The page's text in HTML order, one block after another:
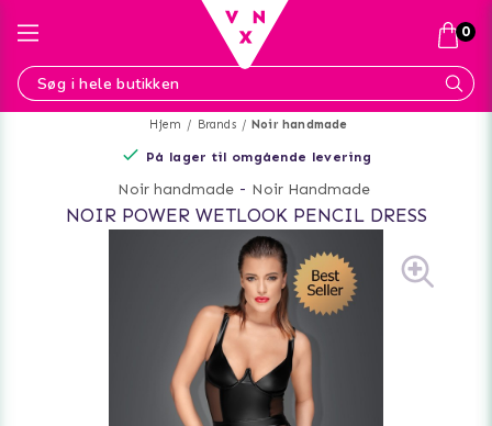
Hjem Brands Noir handmade
På lager til omgående levering
Noir handmade - Noir Handmade
NOIR POWER WETLOOK PENCIL DRESS
0